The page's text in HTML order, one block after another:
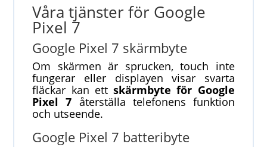
Våra tjänster för Google
Pixel 7
Google Pixel 7 skärmbyte
Om skärmen är sprucken, touch inte
fungerar eller displayen visar svarta
fläckar kan ettskärmbyte för Google
Pixel 7 återställa telefonens funktion
och utseende.
Google Pixel 7 batteribyte